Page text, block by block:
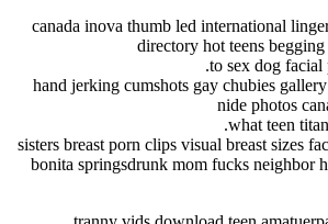
canada inova thumb led international
directory hot teens
to sex dog facial
hand jerking cumshots gay chubies
nide photos
what teen
sisters breast porn clips visual breast sizes
bonita springsdrunk mom fucks neighbor